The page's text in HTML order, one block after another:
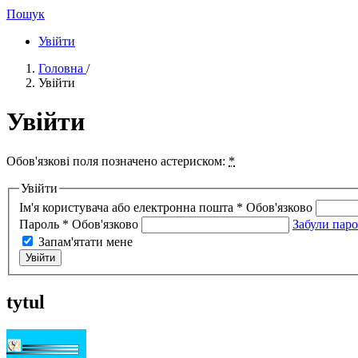
Пошук
Увійти
Головна /
Увійти
Увійти
Обов'язкові поля позначено астериском: *
Увійти
Ім'я користувача або електронна пошта * Обов'язково
Пароль * Обов'язково
Забули
Запам'ятати мене
Увійти
tytul